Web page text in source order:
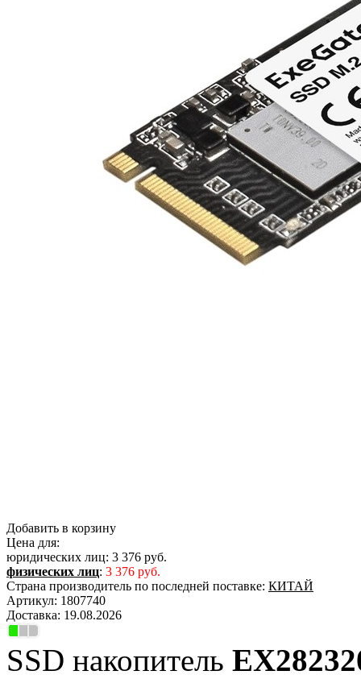
Добавить в корзину
Цена для:
юридических лиц: 3 376 руб.
физических лиц: 3 376 руб.
Страна производитель по последней поставке: КИТАЙ
Артикул: 1807740
Доставка: 19.08.2026
SSD накопитель